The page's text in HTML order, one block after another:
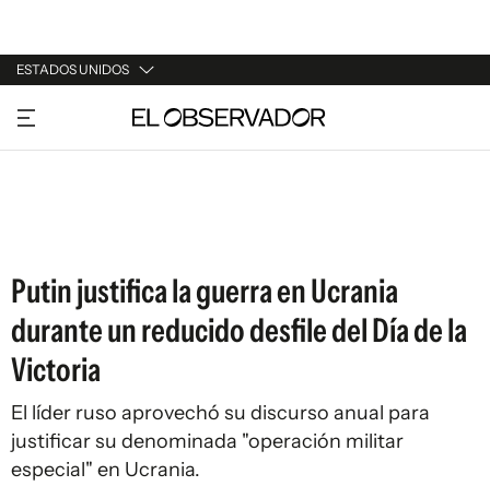
ESTADOS UNIDOS
URUGUAY
ARGENTINA
Putin justifica la guerra en Ucrania
durante un reducido desfile del Día de la
Victoria
El líder ruso aprovechó su discurso anual para
justificar su denominada "operación militar
especial" en Ucrania.